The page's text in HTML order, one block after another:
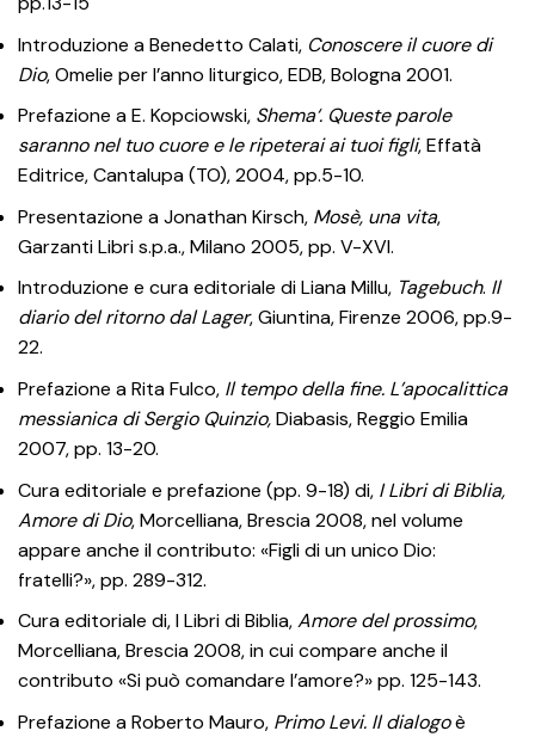
Introduzione a Benedetto Calati, Conoscere il cuore di
Dio, Omelie per l’anno liturgico, EDB, Bologna 2001.
Prefazione a E. Kopciowski, Shema‘. Queste parole
saranno nel tuo cuore e le ripeterai ai tuoi figli, Effatà
Editrice, Cantalupa (TO), 2004, pp.5-10.
Presentazione a Jonathan Kirsch, Mosè, una vita,
Garzanti Libri s.p.a., Milano 2005, pp. V-XVI.
Introduzione e cura editoriale di Liana Millu, Tagebuch. Il
diario del ritorno dal Lager, Giuntina, Firenze 2006, pp.9-
22.
Prefazione a Rita Fulco, Il tempo della fine. L’apocalittica
messianica di Sergio Quinzio,Diabasis, Reggio Emilia
2007, pp. 13-20.
Cura editoriale e prefazione (pp. 9-18) di, I Libri di Biblia,
Amore di Dio, Morcelliana, Brescia 2008, nel volume
appare anche il contributo: «Figli di un unico Dio:
fratelli?», pp. 289-312.
Cura editoriale di, I Libri di Biblia,Amore del prossimo,
Morcelliana, Brescia 2008, in cui compare anche il
contributo «Si può comandare l’amore?» pp. 125-143.
Prefazione a Roberto Mauro, Primo Levi. Il dialogoè